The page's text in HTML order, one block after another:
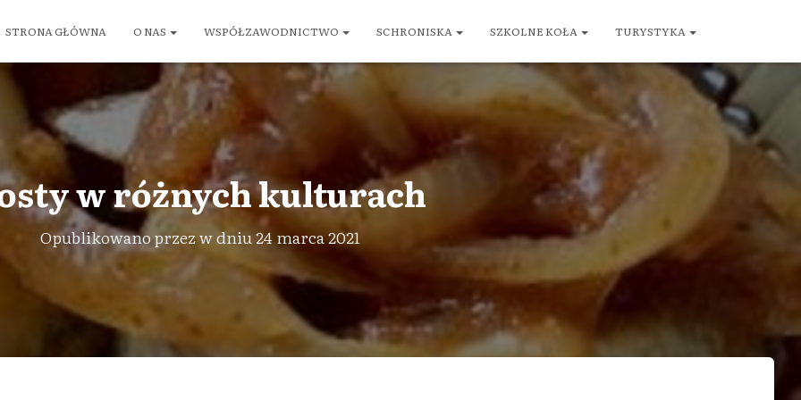
STRONA GŁÓWNA O NAS WSPÓŁZAWODNICTWO SCHRONISKA SZKOLNE KOŁA TURYSTYKA
w różnych kulturach
Opublikowano przezw dniu24 marca 2021